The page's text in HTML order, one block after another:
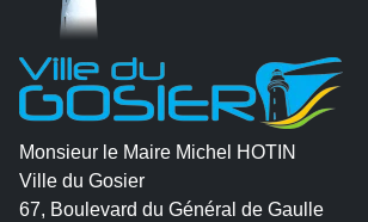
Monsieur le Maire Michel HOTIN
Ville du Gosier
67, Boulevard du Général de Gaulle